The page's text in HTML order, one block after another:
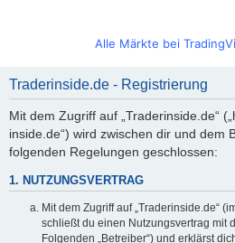
Alle Märkte bei
Traderinside.de - Registrierung
Mit dem Zugriff auf „Traderinside.de“
inside.de“) wird zwischen dir und dem
folgenden Regelungen geschlossen:
1. NUTZUNGSVERTRAG
Mit dem Zugriff auf „Traderinside.de“
schließt du einen Nutzungsvertrag mit
Folgenden „Betreiber“) und erklärst